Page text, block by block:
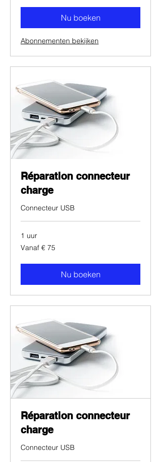
Nu boeken
Abonnementen bekijken
Réparation connecteur
charge
Connecteur USB
1 uur
Vanaf
75
Vanaf € 75
Nu boeken
Réparation connecteur
charge
Connecteur USB